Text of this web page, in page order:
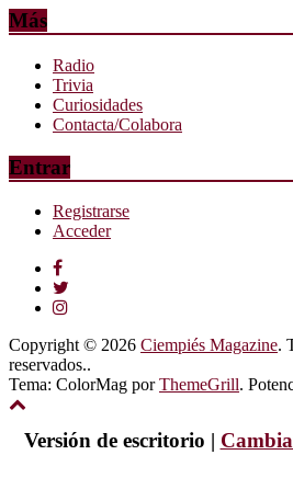
Más
Radio
Trivia
Curiosidades
Contacta/Colabora
Entrar
Registrarse
Acceder
Copyright © 2026 Ciempiés Magazine.
reservados..
Tema: ColorMag porThemeGrill.
Versión de escritorio |